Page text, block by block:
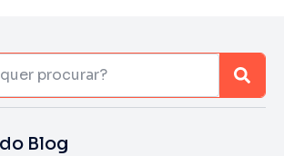
Blog